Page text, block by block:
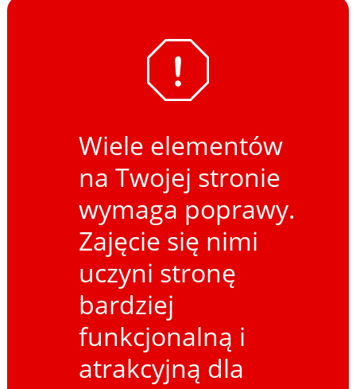
Wiele elementów
na Twojej stronie
wymaga poprawy.
Zajęcie się nimi
uczyni stronę
bardziej
funkcjonalną i
atrakcyjną dla